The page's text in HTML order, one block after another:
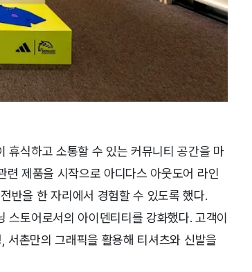
휴식하고 소통할 수 있는 커뮤니티 공간을 마
제품을 시작으로 아디다스 아웃도어 라인
반을 한 자리에서 경험할 수 있도록 했다.
토어로서의 아이덴티티를 강화했다. 고객이
서촌만의 그래픽을 활용해 티셔츠와 신발을